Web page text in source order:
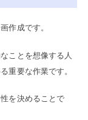
作成です。
ことを想像する人
重要な作業です。
を決めることで